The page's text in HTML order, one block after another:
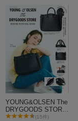
YOUNG&OLSEN The
DRYGOODS STORE
BELTED TOTE BAG
(15件)